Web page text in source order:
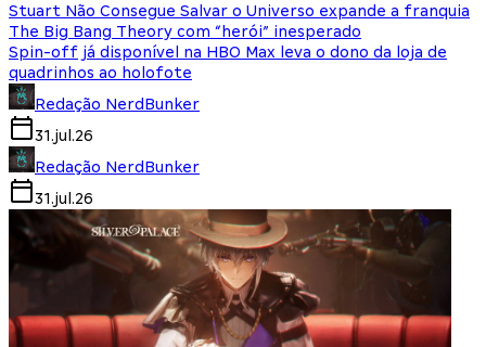
Stuart Não Consegue Salvar o Universo expande a franquia
The Big Bang Theory com “herói” inesperado
Spin-off já disponível na HBO Max leva o dono da loja de
quadrinhos ao holofote
Redação NerdBunker
31.jul.26
Redação NerdBunker
31.jul.26